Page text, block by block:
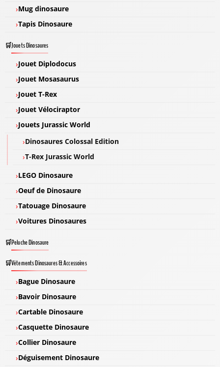
Mug dinosaure
Tapis Dinosaure
Jouets Dinosaures
Jouet Diplodocus
Jouet Mosasaurus
Jouet T-Rex
Jouet Vélociraptor
Jouets Jurassic World
Dinosaures Colossal Edition
T-Rex Jurassic World
LEGO Dinosaure
Oeuf de Dinosaure
Tatouage Dinosaure
Voitures Dinosaures
Peluche Dinosaure
Vêtements Dinosaures & Accessoires
Bague Dinosaure
Bavoir Dinosaure
Cartable Dinosaure
Casquette Dinosaure
Collier Dinosaure
Déguisement Dinosaure